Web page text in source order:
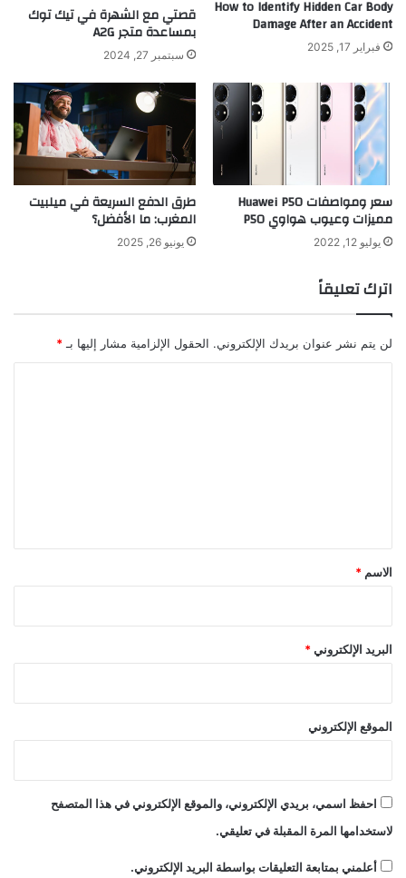
How to Identify Hidden Car Body
Damage After an Accident
فبراير 17, 2025
قصتي مع الشهرة في تيك توك
بمساعدة متجر A2G
سبتمبر 27, 2024
سعر ومواصفات Huawei P50
مميزات وعيوب هواوي P50
يوليو 12, 2022
طرق الدفع السريعة في ميلبيت
المغرب: ما الأفضل؟
يونيو 26, 2025
اترك تعليقاً
لن يتم نشر عنوان بريدك الإلكتروني. الحقول الإلزامية مشار إليها بـ *
*
الاسم *
البريد الإلكتروني *
الموقع الإلكتروني
احفظ اسمي، بريدي الإلكتروني، والموقع الإلكتروني في هذا المتصفح
لاستخدامها المرة المقبلة في تعليقي.
أعلمني بمتابعة التعليقات بواسطة البريد الإلكتروني.